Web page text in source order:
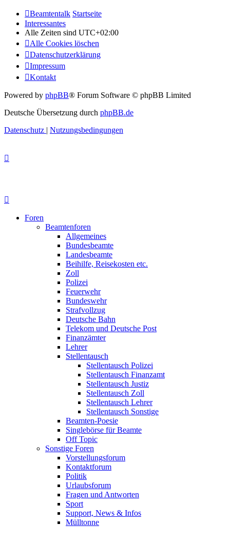
Beamtentalk Startseite
Interessantes
Alle Zeiten sind UTC+02:00
Alle Cookies löschen
Datenschutzerklärung
Impressum
Kontakt
Powered by phpBB® Forum Software © phpBB Limited
Deutsche Übersetzung durch phpBB.de
Datenschutz | Nutzungsbedingungen
Foren
Beamtenforen
Allgemeines
Bundesbeamte
Landesbeamte
Beihilfe, Reisekosten etc.
Zoll
Polizei
Feuerwehr
Bundeswehr
Strafvollzug
Deutsche Bahn
Telekom und Deutsche Post
Finanzämter
Lehrer
Stellentausch
Stellentausch Polizei
Stellentausch Finanzamt
Stellentausch Justiz
Stellentausch Zoll
Stellentausch Lehrer
Stellentausch Sonstige
Beamten-Poesie
Singlebörse für Beamte
Off Topic
Sonstige Foren
Vorstellungsforum
Kontaktforum
Politik
Urlaubsforum
Fragen und Antworten
Sport
Support, News & Infos
Mülltonne